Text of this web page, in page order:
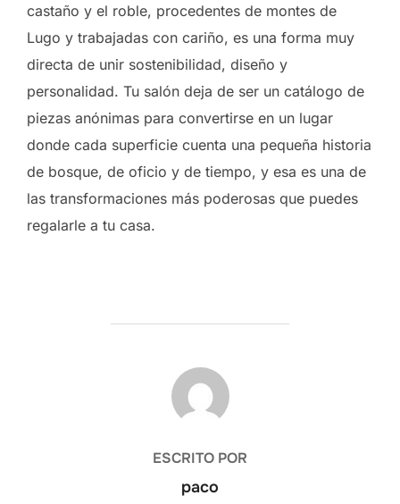
castaño y el roble, procedentes de montes de
Lugo y trabajadas con cariño, es una forma muy
directa de unir sostenibilidad, diseño y
personalidad. Tu salón deja de ser un catálogo de
piezas anónimas para convertirse en un lugar
donde cada superficie cuenta una pequeña historia
de bosque, de oficio y de tiempo, y esa es una de
las transformaciones más poderosas que puedes
regalarle a tu casa.
AUTOR DE LA ENTRADA
ESCRITO POR
paco